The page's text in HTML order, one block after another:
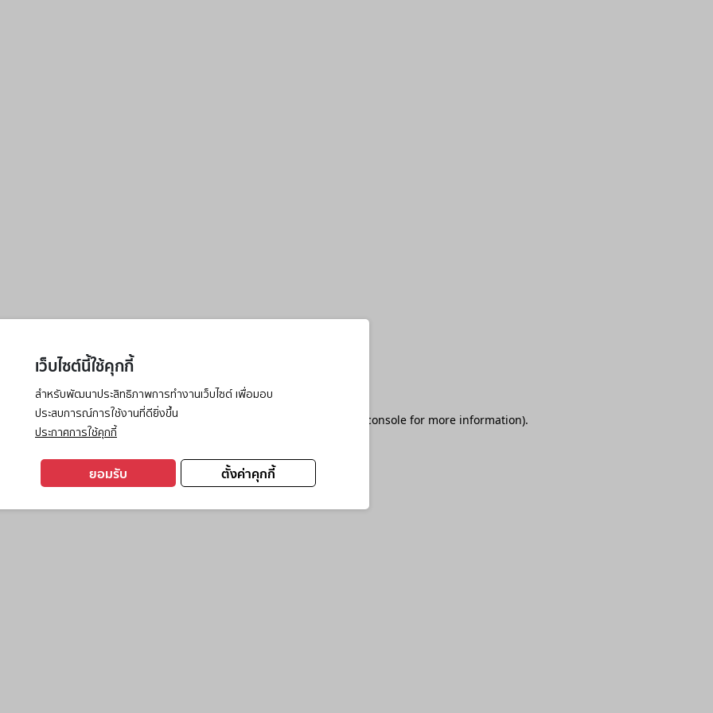
เว็บไซต์นี้ใช้คุกกี้
สำหรับพัฒนาประสิทธิภาพการทำงานเว็บไซต์ เพื่อมอบ
ประสบการณ์การใช้งานที่ดียิ่งขึ้น
ประกาศการใช้คุกกี้
ตั้งค่าคุกกี้
ยอมรับ
has occurred while loading browser console for more information).